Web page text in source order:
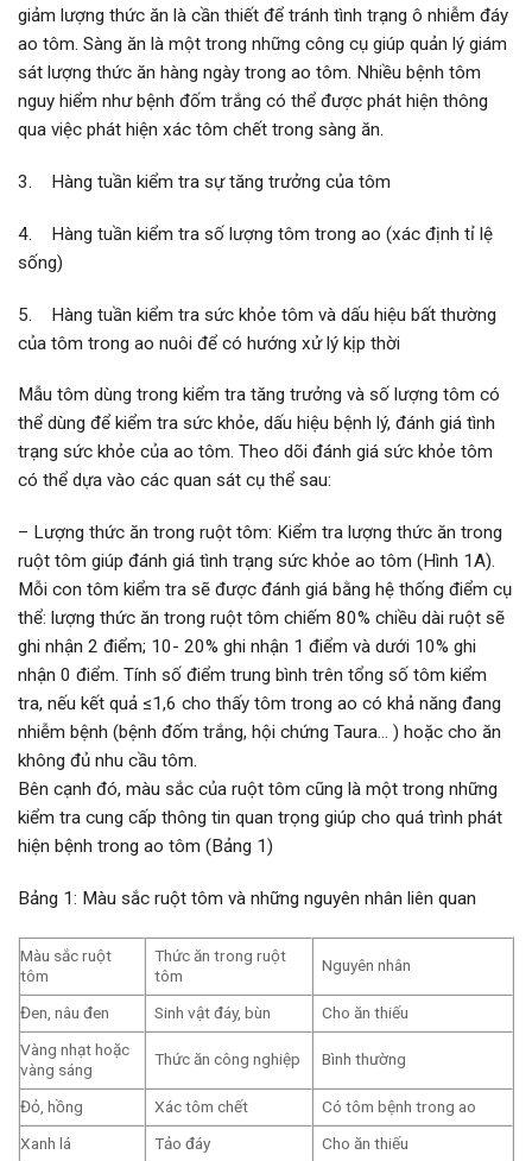
giảm lượng thức ăn là cần thiết để tránh tình trạng ô nhiễm đáy
ao tôm. Sàng ăn là một trong những công cụ giúp quản lý giám
sát lượng thức ăn hàng ngày trong ao tôm. Nhiều bệnh tôm
nguy hiểm như bệnh đốm trắng có thể được phát hiện thông
qua việc phát hiện xác tôm chết trong sàng ăn.
3. Hàng tuần kiểm tra sự tăng trưởng của tôm
4. Hàng tuần kiểm tra số lượng tôm trong ao (xác định tỉ lệ
sống)
5. Hàng tuần kiểm tra sức khỏe tôm và dấu hiệu bất thường
của tôm trong ao nuôi để có hướng xử lý kịp thời
Mẫu tôm dùng trong kiểm tra tăng trưởng và số lượng tôm có
thể dùng để kiểm tra sức khỏe, dấu hiệu bệnh lý, đánh giá tình
trạng sức khỏe của ao tôm. Theo dõi đánh giá sức khỏe tôm
có thể dựa vào các quan sát cụ thể sau:
– Lượng thức ăn trong ruột tôm: Kiểm tra lượng thức ăn trong
ruột tôm giúp đánh giá tình trạng sức khỏe ao tôm (Hình 1A).
Mỗi con tôm kiểm tra sẽ được đánh giá bằng hệ thống điểm cụ
thể: lượng thức ăn trong ruột tôm chiếm 80% chiều dài ruột sẽ
ghi nhận 2 điểm; 10- 20% ghi nhận 1 điểm và dưới 10% ghi
nhận 0 điểm. Tính số điểm trung bình trên tổng số tôm kiểm
tra, nếu kết quả ≤1,6 cho thấy tôm trong ao có khả năng đang
nhiễm bệnh (bệnh đốm trắng, hội chứng Taura… ) hoặc cho ăn
không đủ nhu cầu tôm.
Bên cạnh đó, màu sắc của ruột tôm cũng là một trong những
kiểm tra cung cấp thông tin quan trọng giúp cho quá trình phát
hiện bệnh trong ao tôm (Bảng 1)
Bảng 1: Màu sắc ruột tôm và những nguyên nhân liên quan
Màu sắc ruột
tôm
Thức ăn trong ruột
tôm
Nguyên nhân
Đen, nâu đen Sinh vật đáy, bùn
Cho ăn thiếu
Vàng nhạt hoặc
vàng sáng
Thức ăn công nghiệp Bình thường
Đỏ, hồng Xác tôm chết
Có tôm bệnh trong ao
Xanh lá
Tảo đáy Cho ăn thiếu